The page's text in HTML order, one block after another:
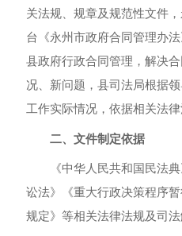
关法规、规章及规范性文件 ，
台《永州市政府合同管理办
县政府行政合同管理 ， 解决
况、新问题 ， 县司法局根据
工作实际情况 ， 依据相关法
二、文件制定依据
《中华人民共和国民法
讼法》《重大行政决策程序
规定》等相关法律法规及司